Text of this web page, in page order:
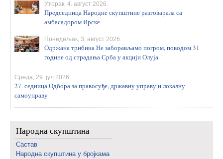
Уторак, 4. август 2026.
Председница Народне скупштине разговарала са
амбасадором Ирске
Понедељак, 3. август 2026.
Одржана трибина Не заборављамо погром, поводом 31
године од страдања Срба у акцији Олуја
Среда, 29. јул 2026.
27. седница Одбора за правосуђе, државну управу и локалну
самоуправу
Народна скупштина
Састав
Народна скупштина у бројкама